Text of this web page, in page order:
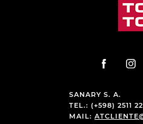
SANARY S. A.
TEL.: (+598) 2511
MAIL: